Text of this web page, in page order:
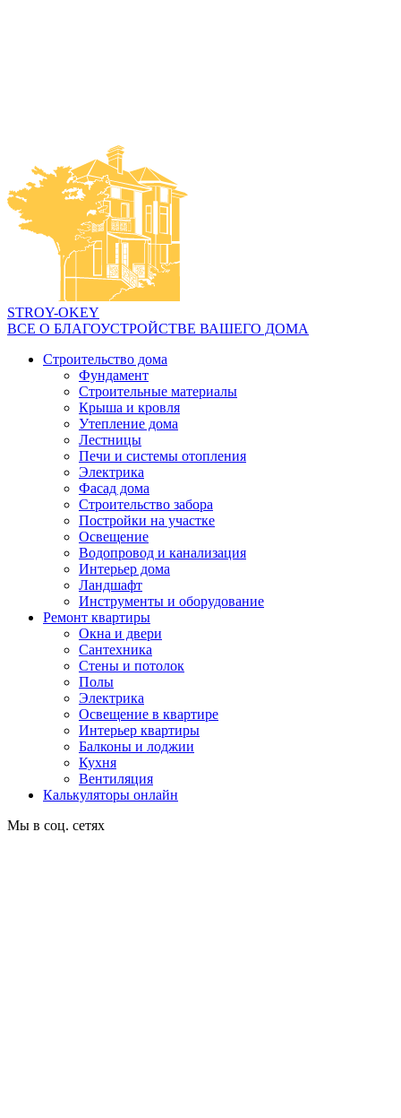
STROY-OKEY
ВСЕ О БЛАГОУСТРОЙСТВЕ ВАШЕГО ДОМА
Строительство дома
Фундамент
Строительные материалы
Крыша и кровля
Утепление дома
Лестницы
Печи и системы отопления
Электрика
Фасад дома
Строительство забора
Постройки на участке
Освещение
Водопровод и канализация
Интерьер дома
Ландшафт
Инструменты и оборудование
Ремонт квартиры
Окна и двери
Сантехника
Стены и потолок
Полы
Электрика
Освещение в квартире
Интерьер квартиры
Балконы и лоджии
Кухня
Вентиляция
Калькуляторы онлайн
Мы в соц. сетях